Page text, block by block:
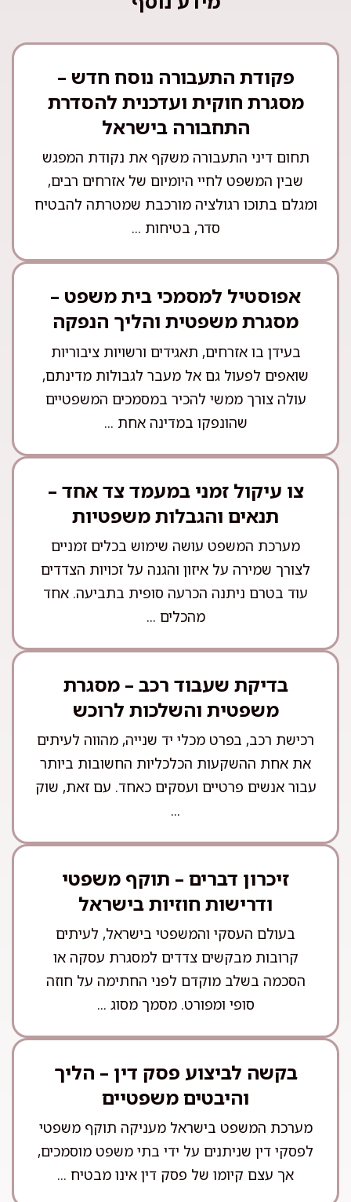
פקודת התעבורה נוסח חדש –
מסגרת חוקית ועדכנית להסדרת
התחבורה בישראל
תחום דיני התעבורה משקף את נקודת המפגש
שבין המשפט לחיי היומיום של אזרחים רבים,
ומגלם בתוכו רגולציה מורכבת שמטרתה להבטיח
סדר, בטיחות ...
אפוסטיל למסמכי בית משפט –
מסגרת משפטית והליך הנפקה
בעידן בו אזרחים, תאגידים ורשויות ציבוריות
שואפים לפעול גם אל מעבר לגבולות מדינתם,
עולה צורך ממשי להכיר במסמכים המשפטיים
שהונפקו במדינה אחת ...
צו עיקול זמני במעמד צד אחד –
תנאים והגבלות משפטיות
מערכת המשפט עושה שימוש בכלים זמניים
לצורך שמירה על איזון והגנה על זכויות הצדדים
עוד בטרם ניתנה הכרעה סופית בתביעה. אחד
מהכלים ...
בדיקת שעבוד רכב – מסגרת
משפטית והשלכות לרוכש
רכישת רכב, בפרט מכלי יד שנייה, מהווה לעיתים
את אחת ההשקעות הכלכליות החשובות ביותר
עבור אנשים פרטיים ועסקים כאחד. עם זאת, שוק
...
זיכרון דברים – תוקף משפטי
ודרישות חוזיות בישראל
בעולם העסקי והמשפטי בישראל, לעיתים
קרובות מבקשים צדדים למסגרת עסקה או
הסכמה בשלב מוקדם לפני החתימה על חוזה
סופי ומפורט. מסמך מסוג ...
בקשה לביצוע פסק דין – הליך
והיבטים משפטיים
מערכת המשפט בישראל מעניקה תוקף משפטי
לפסקי דין שניתנים על ידי בתי משפט מוסמכים,
אך עצם קיומו של פסק דין אינו מבטיח ...